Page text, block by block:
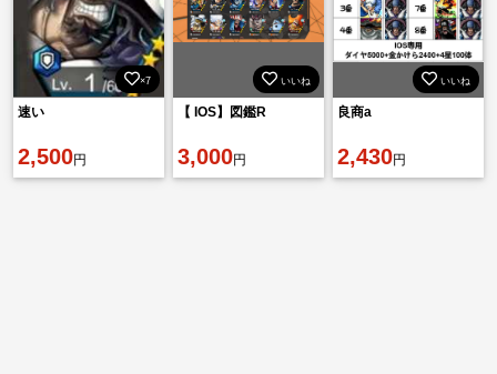
×7
速い
2,500円
いいね
【 IOS】図鑑R
3,000円
いいね
良商a
2,430円